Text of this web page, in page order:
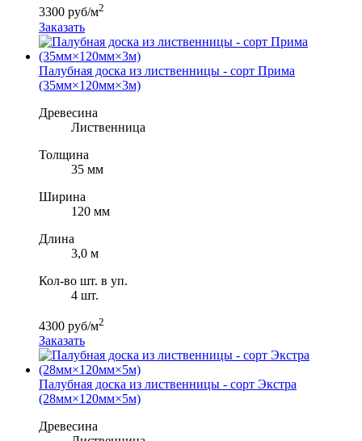
3300 руб/м2
Заказать
Палубная доска из лиственницы - сорт Прима
(35мм×120мм×3м)
Древесина
Лиственница
Толщина
35 мм
Ширина
120 мм
Длина
3,0 м
Кол-во шт. в уп.
4 шт.
4300 руб/м2
Заказать
Палубная доска из лиственницы - сорт Экстра
(28мм×120мм×5м)
Древесина